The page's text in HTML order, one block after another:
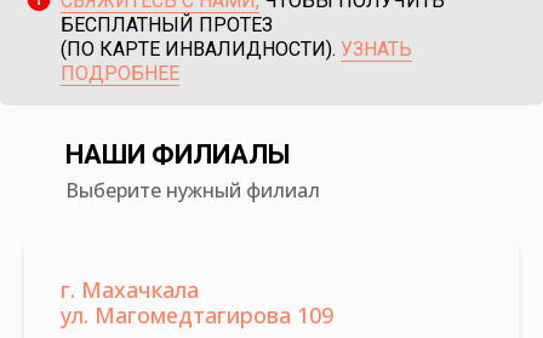
БЕСПЛАТНЫЙ ПРОТЕЗ
(ПО КАРТЕ ИНВАЛИДНОСТИ). УЗНАТЬ
ПОДРОБНЕЕ
Выберите нужный филиал
НАШИ ФИЛИАЛЫ
г. Махачкала
ул. Магомедтагирова 109